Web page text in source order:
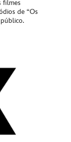
filmes
de “Os